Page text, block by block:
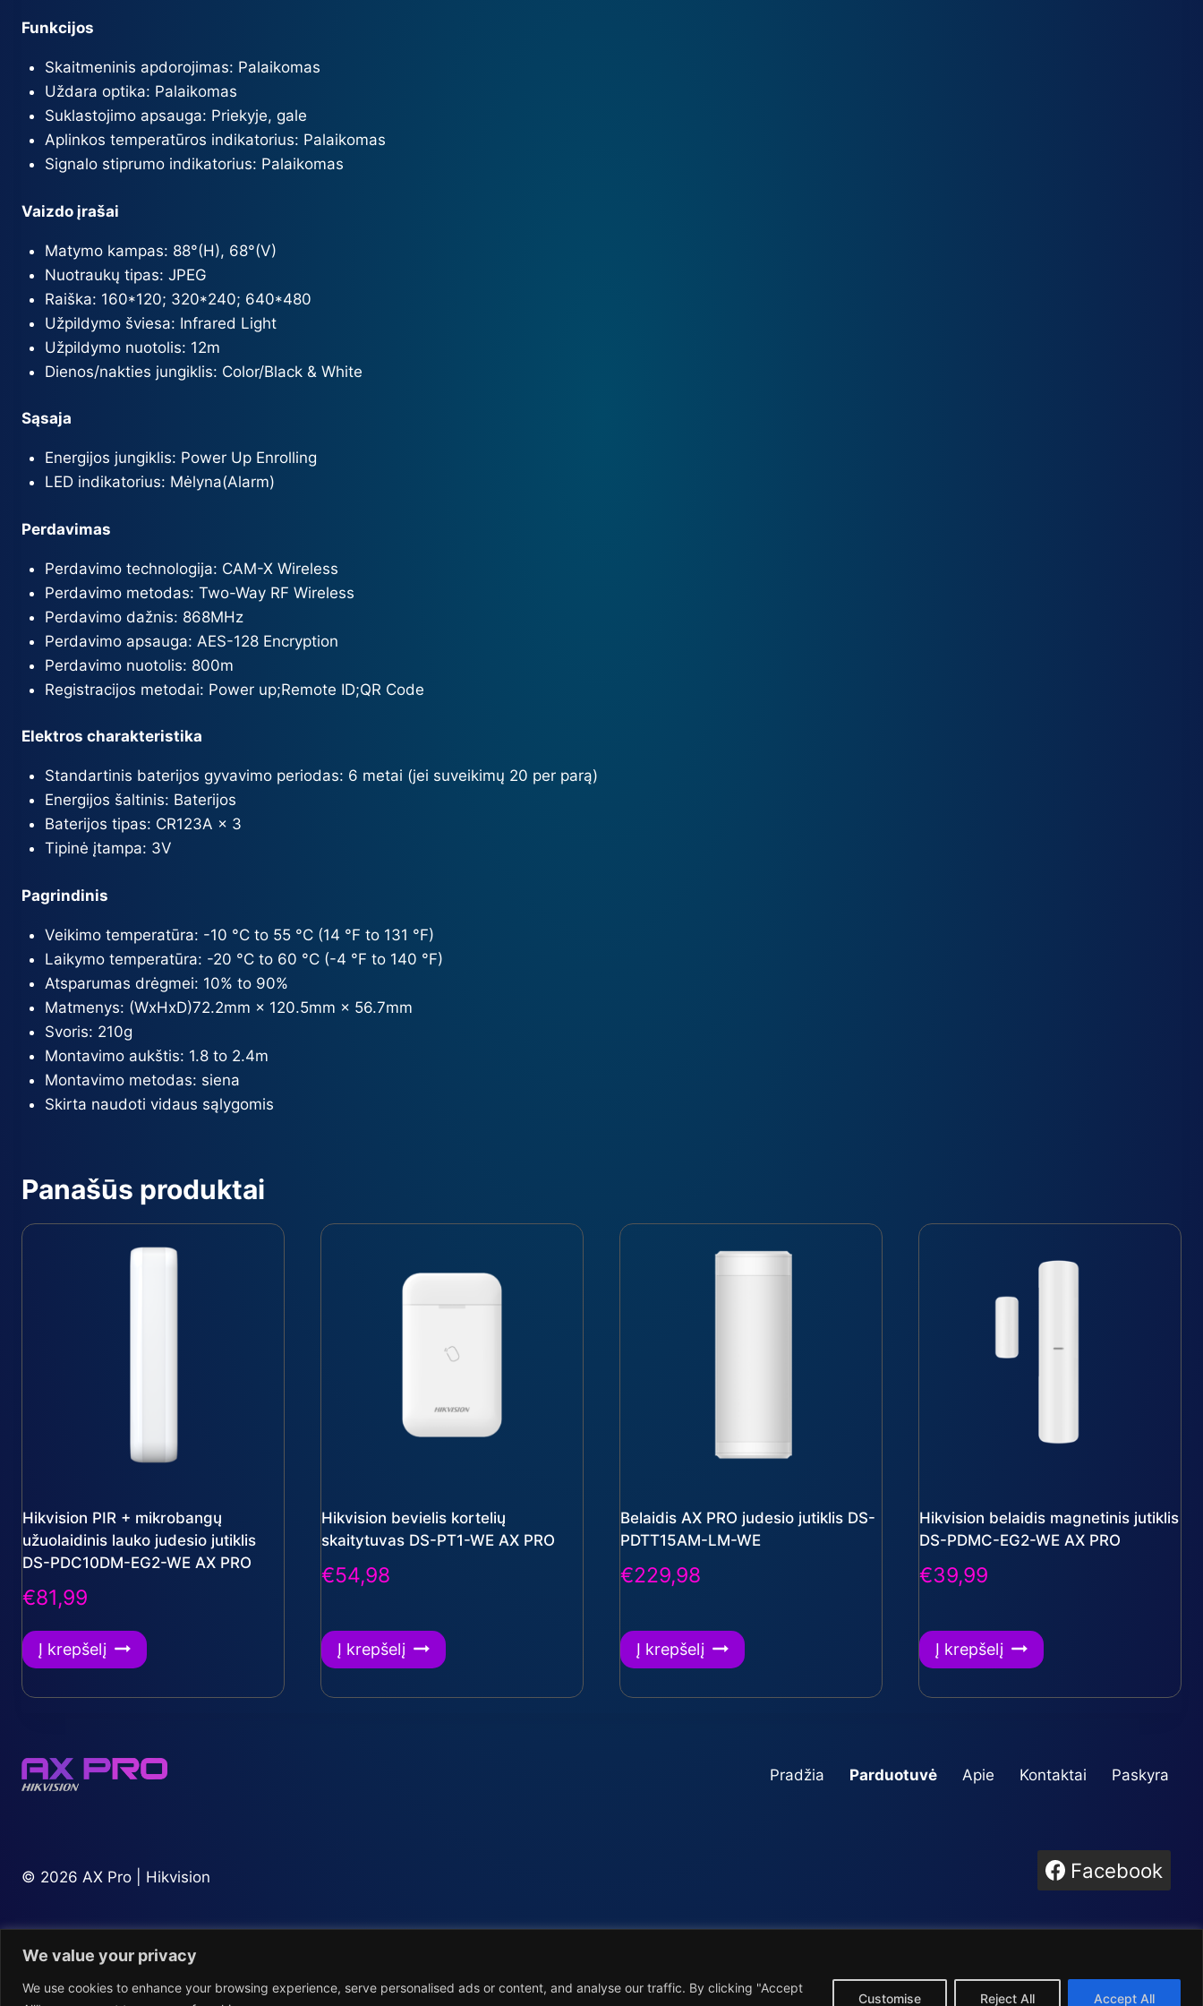
We value your privacy
We use cookies to enhance your browsing experience, serve personalised ads or content, and analyse our traffic. By clicking "Accept
Customise Reject All Accept All
Funkcijos
Skaitmeninis apdorojimas: Palaikomas
Uždara optika: Palaikomas
Suklastojimo apsauga: Priekyje, gale
Aplinkos temperatūros indikatorius: Palaikomas
Signalo stiprumo indikatorius: Palaikomas
Vaizdo įrašai
Matymo kampas: 88°(H), 68°(V)
Nuotraukų tipas: JPEG
Raiška: 160*120; 320*240; 640*480
Užpildymo šviesa: Infrared Light
Užpildymo nuotolis: 12m
Dienos/nakties jungiklis: Color/Black & White
Sąsaja
Energijos jungiklis: Power Up Enrolling
LED indikatorius: Mėlyna(Alarm)
Perdavimas
Perdavimo technologija: CAM-X Wireless
Perdavimo metodas: Two-Way RF Wireless
Perdavimo dažnis: 868MHz
Perdavimo apsauga: AES-128 Encryption
Perdavimo nuotolis: 800m
Registracijos metodai: Power up;Remote ID;QR Code
Elektros charakteristika
Standartinis baterijos gyvavimo periodas: 6 metai (jei suveikimų 20 per parą)
Energijos šaltinis: Baterijos
Baterijos tipas: CR123A × 3
Tipinė įtampa: 3V
Pagrindinis
Veikimo temperatūra: -10 °C to 55 °C (14 °F to 131 °F)
Laikymo temperatūra: -20 °C to 60 °C (-4 °F to 140 °F)
Atsparumas drėgmei: 10% to 90%
Matmenys: (WxHxD)72.2mm × 120.5mm × 56.7mm
Svoris: 210g
Montavimo aukštis: 1.8 to 2.4m
Montavimo metodas: siena
Skirta naudoti vidaus sąlygomis
Panašūs produktai
Hikvision PIR + mikrobangų
užuolaidinis lauko judesio jutiklis
DS-PDC10DM-EG2-WE AX PRO
€81,99
Į krepšelį
Hikvision bevielis kortelių
skaitytuvas DS-PT1-WE AX PRO
€54,98
Į krepšelį
Belaidis AX PRO judesio jutiklis DS-
PDTT15AM-LM-WE
€229,98
Į krepšelį
Hikvision belaidis magnetinis jutiklis
DS-PDMC-EG2-WE AX PRO
€39,99
Į krepšelį
Pradžia Parduotuvė Apie Kontaktai Paskyra
© 2026 AX Pro | Hikvision Facebook